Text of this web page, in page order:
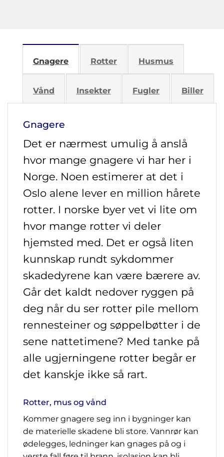
Gnagere Rotter Husmus
Vånd Insekter Fugler Biller
Gnagere
Det er nærmest umulig å anslå
hvor mange gnagere vi har her i
Norge. Noen estimerer at det i
Oslo alene lever en million hårete
rotter. I norske byer vet vi lite om
hvor mange rotter vi deler
hjemsted med. Det er også liten
kunnskap rundt sykdommer
skadedyrene kan være bærere av.
Går det kaldt nedover ryggen på
deg når du ser rotter pile mellom
rennesteiner og søppelbøtter i de
sene nattetimene? Med tanke på
alle ugjerningene rotter begår er
det kanskje ikke så rart.
Rotter, mus og vånd
Kommer gnagere seg inn i bygninger kan
de materielle skadene bli store. Vannrør kan
ødelegges, ledninger kan gnages på og i